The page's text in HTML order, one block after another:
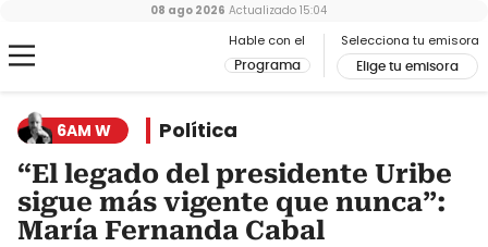
Hable con el
Programa
Selecciona tu emisora
Elige tu emisora
08 ago 2026 Actualizado 15:04
6AM W Política
“El legado del presidente Uribe
sigue más vigente que nunca”:
María Fernanda Cabal